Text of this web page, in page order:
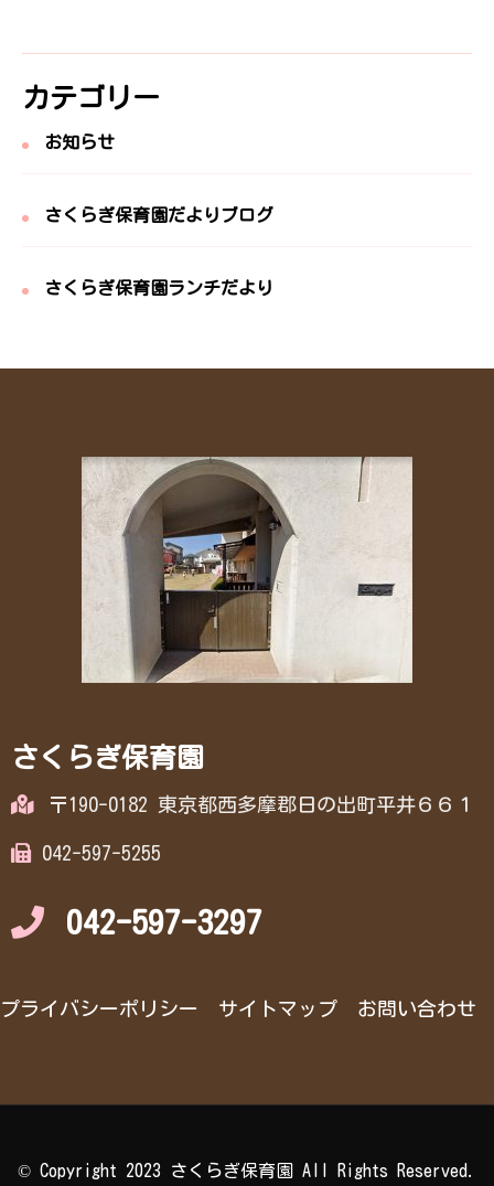
カテゴリー
お知らせ
さくらぎ保育園だよりブログ
さくらぎ保育園ランチだより
さくらぎ保育園
〒190-0182 東京都西多摩郡日の出町平井６６１
042-597-5255
042-597-3297
プライバシーポリシー サイトマップ お問い合わせ
© Copyright 2023 さくらぎ保育園 All Rights Reserved.